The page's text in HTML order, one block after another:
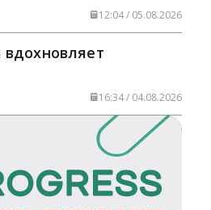
12:04 / 05.08.2026
вдохновляет
16:34 / 04.08.2026